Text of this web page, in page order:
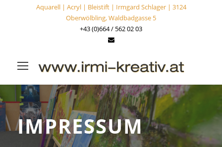
Aquarell | Acryl | Bleistift | Irmgard Schlager | 3124
Oberwölbling, Waldbadgasse 5
+43 (0)664 / 562 02 03
IMPRESSUM